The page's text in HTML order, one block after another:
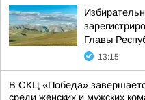
Главы
13:15
В СКЦ «Победа»
среди женских и мужских